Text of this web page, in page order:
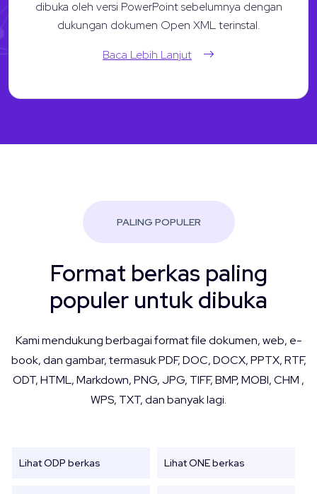
dibuka oleh versi PowerPoint sebelumnya dengan
dukungan dokumen Open XML terinstal.
Baca Lebih Lanjut
PALING POPULER
Format berkas paling
populer untuk dibuka
Kami mendukung berbagai format file dokumen, web, e-
book, dan gambar, termasuk PDF, DOC, DOCX, PPTX, RTF,
ODT, HTML, Markdown, PNG, JPG, TIFF, BMP, MOBI, CHM ,
WPS, TXT, dan banyak lagi.
Lihat ODP berkas Lihat ONE berkas